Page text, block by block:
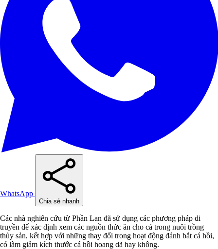
WhatsApp
Chia sẻ nhanh
Các nhà nghiên cứu từ Phần Lan đã sử dụng các phương pháp di
truyền để xác định xem các nguồn thức ăn cho cá trong nuôi trồng
thủy sản, kết hợp với những thay đổi trong hoạt động đánh bắt cá hồi,
có làm giảm kích thước cá hồi hoang dã hay không.